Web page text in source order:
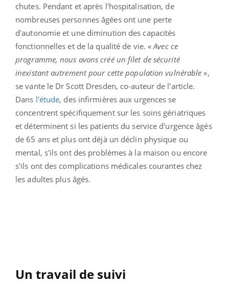
chutes. Pendant et après l'hospitalisation, de
nombreuses personnes âgées ont une perte
d'autonomie et une diminution des capacités
fonctionnelles et de la qualité de vie. «Avec ce
programme, nous avons créé un filet de sécurité
inexistant autrement pour cette population vulnérable »,
se vante le Dr Scott Dresden, co-auteur de l'article.
Dans l'étude, des infirmières aux urgences se
concentrent spécifiquement sur les soins gériatriques
et déterminent si les patients du service d'urgence âgés
de 65 ans et plus ont déjà un déclin physique ou
mental, s'ils ont des problèmes à la maison ou encore
s'ils ont des complications médicales courantes chez
les adultes plus âgés.
Un travail de suivi